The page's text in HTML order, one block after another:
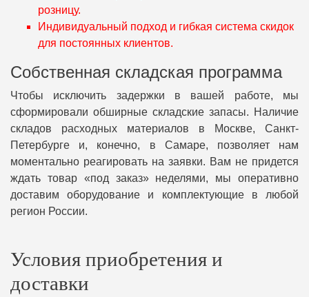
розницу.
Индивидуальный подход и гибкая система скидок
для постоянных клиентов.
Собственная складская программа
Чтобы исключить задержки в вашей работе, мы
сформировали обширные складские запасы. Наличие
складов расходных материалов в Москве, Санкт-
Петербурге и, конечно, в Самаре, позволяет нам
моментально реагировать на заявки. Вам не придется
ждать товар «под заказ» неделями, мы оперативно
доставим оборудование и комплектующие в любой
регион России.
Условия приобретения и
доставки